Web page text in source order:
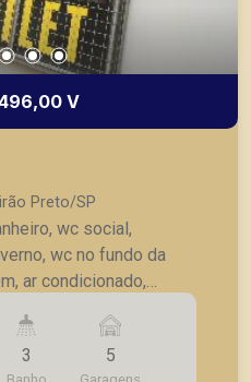
V
Preto/SP
wc social,
wc no fundo da
ar condicionado,
diferenciada,
3 5